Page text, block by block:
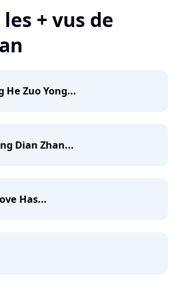
+ vus de
He Zuo Yong...
Dian Zhan...
Has...